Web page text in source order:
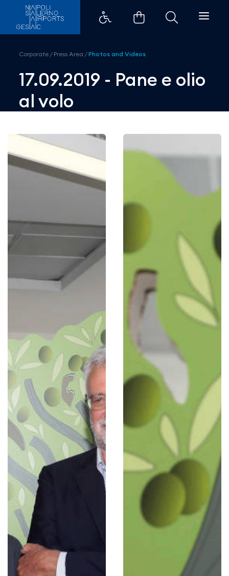
17.09.2019 - Pane e olio al volo
Corporate / Press Area /Photos and Videos
17.09.2019 - Pane e olio
al volo